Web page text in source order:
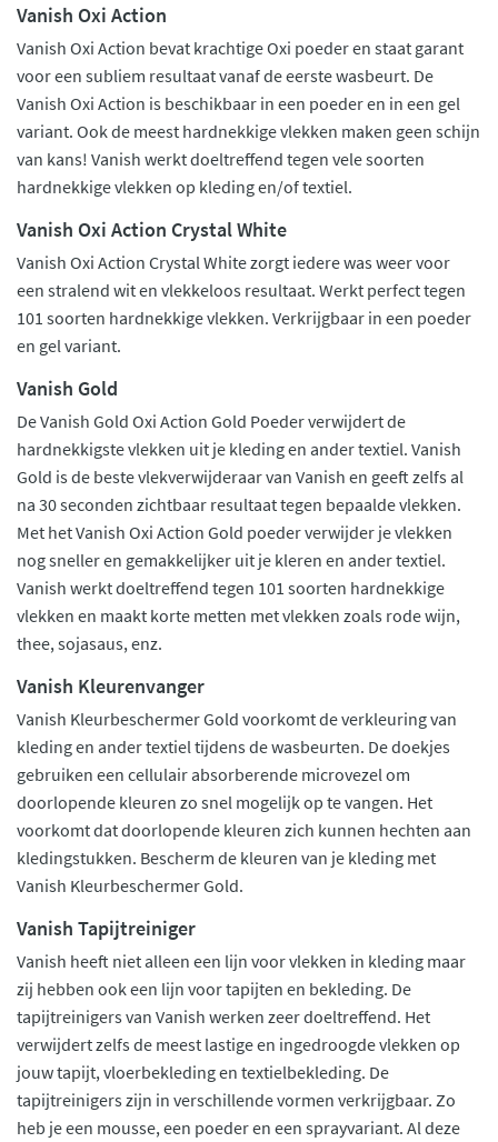
Vanish Oxi Action
Vanish Oxi Action bevat krachtige Oxi poeder en staat garant
voor een subliem resultaat vanaf de eerste wasbeurt. De
Vanish Oxi Action is beschikbaar in een poeder en in een gel
variant. Ook de meest hardnekkige vlekken maken geen schijn
van kans! Vanish werkt doeltreffend tegen vele soorten
hardnekkige vlekken op kleding en/of textiel.
Vanish Oxi Action Crystal White
Vanish Oxi Action Crystal White zorgt iedere was weer voor
een stralend wit en vlekkeloos resultaat. Werkt perfect tegen
101 soorten hardnekkige vlekken. Verkrijgbaar in een poeder
en gel variant.
Vanish Gold
De Vanish Gold Oxi Action Gold Poeder verwijdert de
hardnekkigste vlekken uit je kleding en ander textiel. Vanish
Gold is de beste vlekverwijderaar van Vanish en geeft zelfs al
na 30 seconden zichtbaar resultaat tegen bepaalde vlekken.
Met het Vanish Oxi Action Gold poeder verwijder je vlekken
nog sneller en gemakkelijker uit je kleren en ander textiel.
Vanish werkt doeltreffend tegen 101 soorten hardnekkige
vlekken en maakt korte metten met vlekken zoals rode wijn,
thee, sojasaus, enz.
Vanish Kleurenvanger
Vanish Kleurbeschermer Gold voorkomt de verkleuring van
kleding en ander textiel tijdens de wasbeurten. De doekjes
gebruiken een cellulair absorberende microvezel om
doorlopende kleuren zo snel mogelijk op te vangen. Het
voorkomt dat doorlopende kleuren zich kunnen hechten aan
kledingstukken. Bescherm de kleuren van je kleding met
Vanish Kleurbeschermer Gold.
Vanish Tapijtreiniger
Vanish heeft niet alleen een lijn voor vlekken in kleding maar
zij hebben ook een lijn voor tapijten en bekleding. De
tapijtreinigers van Vanish werken zeer doeltreffend. Het
verwijdert zelfs de meest lastige en ingedroogde vlekken op
jouw tapijt, vloerbekleding en textielbekleding. De
tapijtreinigers zijn in verschillende vormen verkrijgbaar. Zo
heb je een mousse, een poeder en een sprayvariant. Al deze